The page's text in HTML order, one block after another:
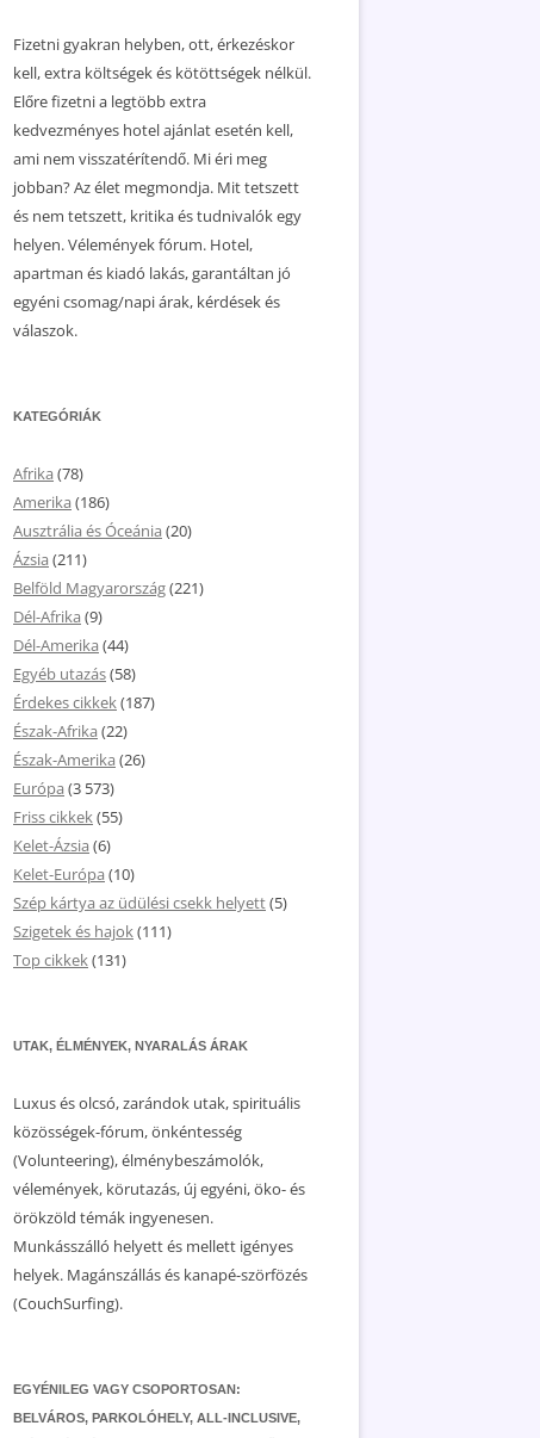
Fizetni gyakran helyben, ott, érkezéskor
kell, extra költségek és kötöttségek nélkül.
Előre fizetni a legtöbb extra
kedvezményes hotel ajánlat esetén kell,
ami nem visszatérítendő. Mi éri meg
jobban? Az élet megmondja. Mit tetszett
és nem tetszett, kritika és tudnivalók egy
helyen. Vélemények fórum. Hotel,
apartman és kiadó lakás, garantáltan jó
egyéni csomag/napi árak, kérdések és
válaszok.
KATEGÓRIÁK
Afrika (78)
Amerika (186)
Ausztrália és Óceánia (20)
Ázsia (211)
Belföld Magyarország(221)
Dél-Afrika (9)
Dél-Amerika (44)
Egyéb utazás(58)
Érdekes cikkek(187)
Észak-Afrika (22)
Észak-Amerika (26)
Európa (3 573)
Friss cikkek(55)
Kelet-Ázsia (6)
Kelet-Európa (10)
Szép kártya az üdülési csekk helyett(5)
Szigetek és hajok(111)
Top cikkek(131)
UTAK, ÉLMÉNYEK, NYARALÁS ÁRAK
Luxus és olcsó, zarándok utak, spirituális
közösségek-fórum, önkéntesség
(Volunteering), élménybeszámolók,
vélemények, körutazás, új egyéni, öko- és
örökzöld témák ingyenesen.
Munkásszálló helyett és mellett igényes
helyek. Magánszállás és kanapé-szörfözés
(CouchSurfing).
EGYÉNILEG VAGY CSOPORTOSAN:
BELVÁROS, PARKOLÓHELY, ALL-INCLUSIVE,